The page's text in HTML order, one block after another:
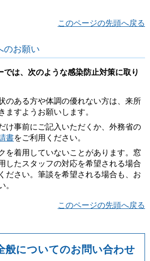
このページの先頭へ戻る
のお願い
では、次のような感染防止対策に取り
のある方や体調の優れない方は、来所
ますようお願いします。
け事前にご記入いただくか、外務省の
書をご利用ください。
を着用していないことがあります。窓
したスタッフの対応を希望される場合
ださい。筆談を希望される場合も、お
。
このページの先頭へ戻る
般についてのお問い合わせ